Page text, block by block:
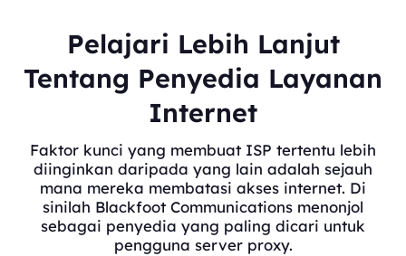
Pelajari Lebih Lanjut
Tentang Penyedia Layanan
Internet
Faktor kunci yang membuat ISP tertentu lebih
diinginkan daripada yang lain adalah sejauh
mana mereka membatasi akses internet. Di
sinilah Blackfoot Communications menonjol
sebagai penyedia yang paling dicari untuk
pengguna server proxy.